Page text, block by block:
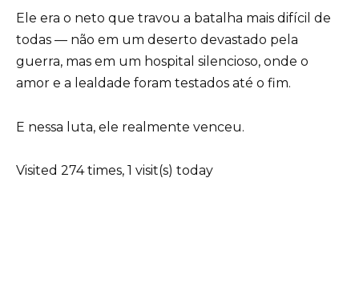
Ele era o neto que travou a batalha mais difícil de
todas — não em um deserto devastado pela
guerra, mas em um hospital silencioso, onde o
amor e a lealdade foram testados até o fim.
E nessa luta, ele realmente venceu.
Visited 274 times, 1 visit(s) today